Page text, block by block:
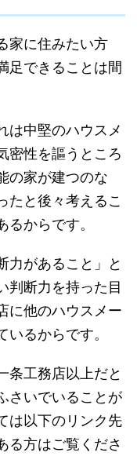
家に住みたい方
足できることは間
は中堅のハウスメ
密性を謳うところ
の家が建つのな
たと後々考えるこ
からです。
力があること」と
判断力を持った目
に他のハウスメー
るからです。
条工務店以上だと
さいでいることが
は以下のリンク先
る方はご覧くださ